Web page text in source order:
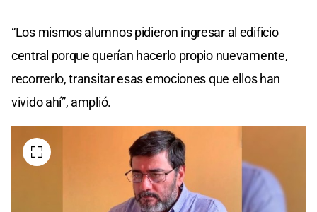
“Los mismos alumnos pidieron ingresar al edificio
central porque querían hacerlo propio nuevamente,
recorrerlo, transitar esas emociones que ellos han
vivido ahí”, amplió.